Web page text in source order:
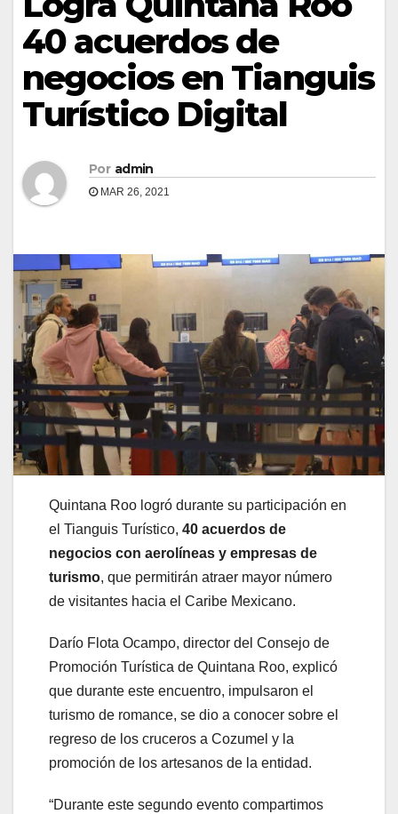
40 acuerdos de
negocios en Tianguis
Turístico Digital
Por admin
MAR 26, 2021
Quintana Roo logró durante su participación en
el Tianguis Turístico, 40 acuerdos de
negocios con aerolíneas y empresas de
turismo, que permitirán atraer mayor número
de visitantes hacia el Caribe Mexicano.
Darío Flota Ocampo, director del Consejo de
Promoción Turística de Quintana Roo, explicó
que durante este encuentro, impulsaron el
turismo de romance, se dio a conocer sobre el
regreso de los cruceros a Cozumel y la
promoción de los artesanos de la entidad.
“Durante este segundo evento compartimos